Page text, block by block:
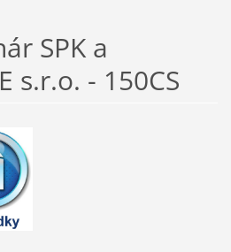
SPK a
s.r.o. - 150CS